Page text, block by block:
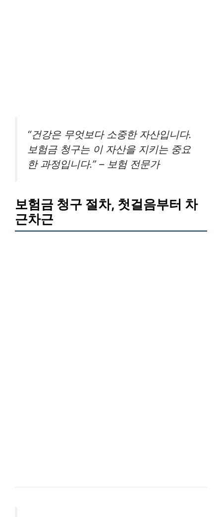
“건강은 무엇보다 소중한 자산입니다.
보험금 청구는 이 자산을 지키는 중요
한 과정입니다.” – 보험 전문가
보험금 청구 절차, 첫걸음부터 차
근차근